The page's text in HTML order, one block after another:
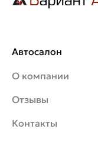
Автосалон
О компании
Отзывы
Контакты